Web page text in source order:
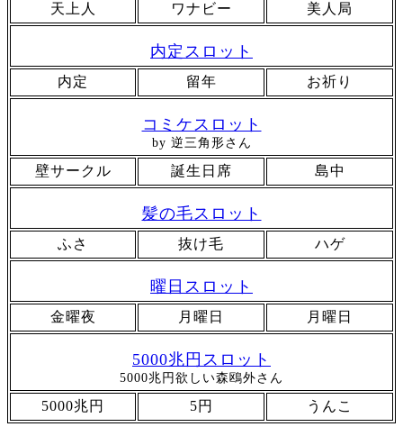
天上人 ワナビー 美人局
内定スロット
内定 留年 お祈り
コミケスロット
by 逆三角形さん
壁サークル 誕生日席 島中
髪の毛スロット
ふさ 抜け毛 ハゲ
曜日スロット
金曜夜 月曜日 月曜日
5000兆円スロット
5000兆円欲しい森鴎外さん
5000兆円 5円 うんこ